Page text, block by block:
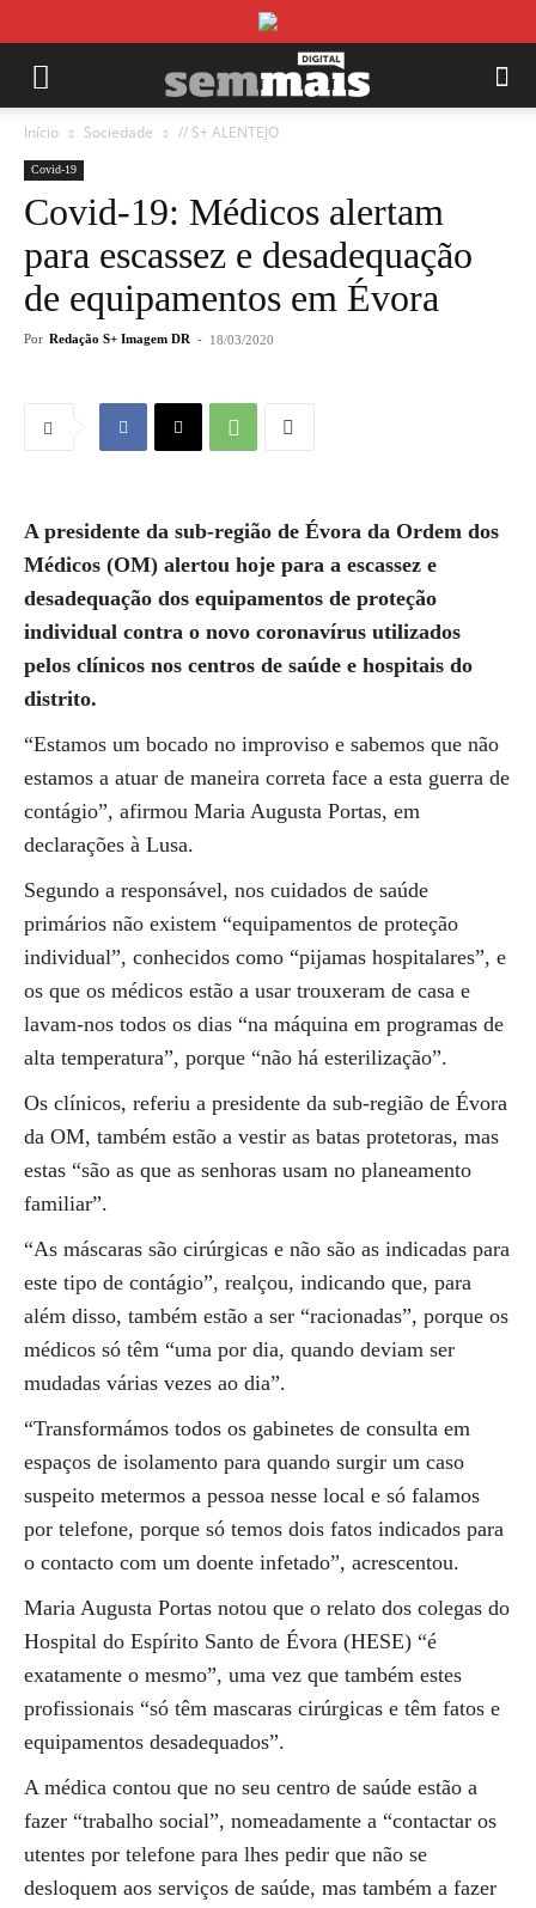
Início Sociedade // S+ ALENTEJO
Covid-19
Covid-19: Médicos alertam
para escassez e desadequação
de equipamentos em Évora
Por Redação S+ Imagem DR - 18/03/2020
A presidente da sub-região de Évora da Ordem dos
Médicos (OM) alertou hoje para a escassez e
desadequação dos equipamentos de proteção
individual contra o novo coronavírus utilizados
pelos clínicos nos centros de saúde e hospitais do
distrito.
“Estamos um bocado no improviso e sabemos que não
estamos a atuar de maneira correta face a esta guerra de
contágio”, afirmou Maria Augusta Portas, em
declarações à Lusa.
Segundo a responsável, nos cuidados de saúde
primários não existem “equipamentos de proteção
individual”, conhecidos como “pijamas hospitalares”, e
os que os médicos estão a usar trouxeram de casa e
lavam-nos todos os dias “na máquina em programas de
alta temperatura”, porque “não há esterilização”.
Os clínicos, referiu a presidente da sub-região de Évora
da OM, também estão a vestir as batas protetoras, mas
estas “são as que as senhoras usam no planeamento
familiar”.
“As máscaras são cirúrgicas e não são as indicadas para
este tipo de contágio”, realçou, indicando que, para
além disso, também estão a ser “racionadas”, porque os
médicos só têm “uma por dia, quando deviam ser
mudadas várias vezes ao dia”.
“Transformámos todos os gabinetes de consulta em
espaços de isolamento para quando surgir um caso
suspeito metermos a pessoa nesse local e só falamos
por telefone, porque só temos dois fatos indicados para
o contacto com um doente infetado”, acrescentou.
Maria Augusta Portas notou que o relato dos colegas do
Hospital do Espírito Santo de Évora (HESE) “é
exatamente o mesmo”, uma vez que também estes
profissionais “só têm mascaras cirúrgicas e têm fatos e
equipamentos desadequados”.
A médica contou que no seu centro de saúde estão a
fazer “trabalho social”, nomeadamente a “contactar os
utentes por telefone para lhes pedir que não se
desloquem aos serviços de saúde, mas também a fazer